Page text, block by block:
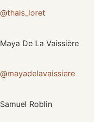
@thais_loret
Maya De La Vaissière
@mayadelavaissiere
Samuel Roblin